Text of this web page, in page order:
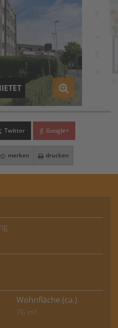
Twitter Google+
merken drucken
Wohnfläche (ca.)
76 m²